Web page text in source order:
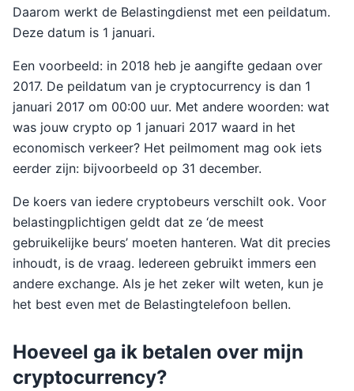
Daarom werkt de Belastingdienst met een peildatum.
Deze datum is 1 januari.
Een voorbeeld: in 2018 heb je aangifte gedaan over
2017. De peildatum van je cryptocurrency is dan 1
januari 2017 om 00:00 uur. Met andere woorden: wat
was jouw crypto op 1 januari 2017 waard in het
economisch verkeer? Het peilmoment mag ook iets
eerder zijn: bijvoorbeeld op 31 december.
De koers van iedere cryptobeurs verschilt ook. Voor
belastingplichtigen geldt dat ze ‘de meest
gebruikelijke beurs’ moeten hanteren. Wat dit precies
inhoudt, is de vraag. Iedereen gebruikt immers een
andere exchange. Als je het zeker wilt weten, kun je
het best even met de Belastingtelefoon bellen.
Hoeveel ga ik betalen over mijn
cryptocurrency?